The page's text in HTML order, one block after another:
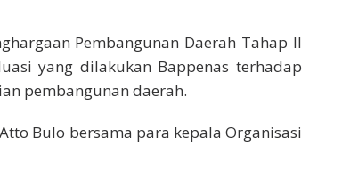
Pembangunan Daerah Tahap II
yang dilakukan Bappenas terhadap
pembangunan daerah.
Bulo bersama para kepala Organisasi